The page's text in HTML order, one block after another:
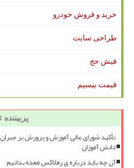
خرید و فروش خودرو
طراحی سایت
فیش حج
قیمت بیسیم
تأکید شورای عالی آموزش و پرورش بر
دانش آموزان
آن چه باید درباره ی رفلاکس معده بدانیم